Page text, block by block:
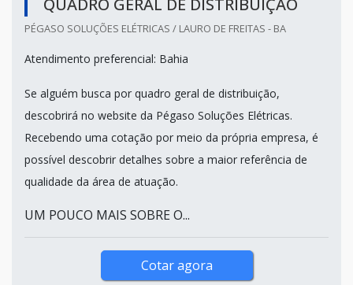
PÉGASO SOLUÇÕES ELÉTRICAS / LAURO DE FREITAS - BA
Atendimento preferencial: Bahia
Se alguém busca por quadro geral de distribuição,
descobrirá no website da Pégaso Soluções Elétricas.
Recebendo uma cotação por meio da própria empresa, é
possível descobrir detalhes sobre a maior referência de
qualidade da área de atuação.
UM POUCO MAIS SOBRE O...
Cotar agora